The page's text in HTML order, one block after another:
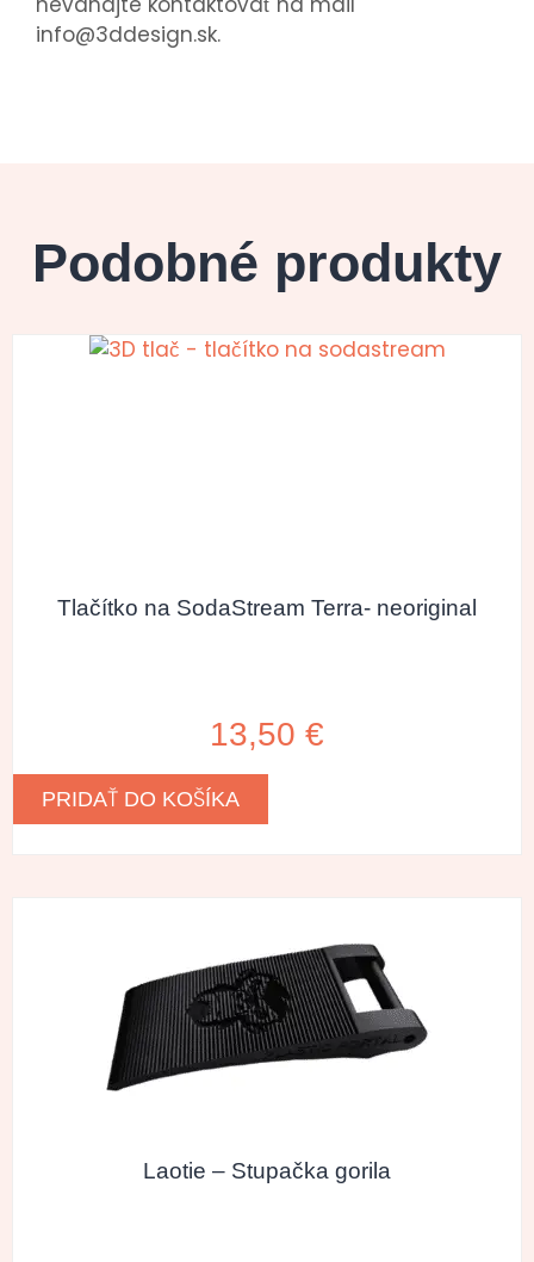
info@3ddesign.sk.
Podobné produkty
Tlačítko na SodaStream Terra- neoriginal
13,50 €
PRIDAŤ DO KOŠÍKA
Laotie – Stupačka gorila